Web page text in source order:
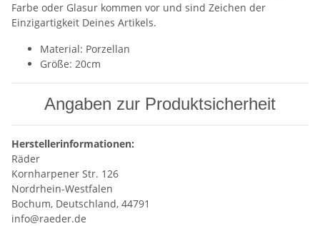
Farbe oder Glasur kommen vor und sind Zeichen der
Einzigartigkeit Deines Artikels.
Material: Porzellan
Größe: 20cm
Angaben zur Produktsicherheit
Herstellerinformationen:
Räder
Kornharpener Str. 126
Nordrhein-Westfalen
Bochum, Deutschland, 44791
info@raeder.de